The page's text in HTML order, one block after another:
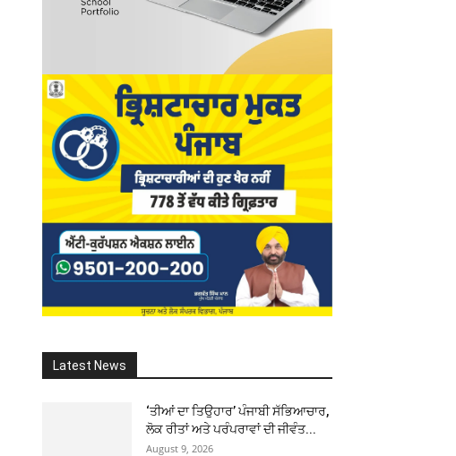
Latest News
‘ਤੀਆਂ ਦਾ ਤਿਉਹਾਰ’ ਪੰਜਾਬੀ ਸੱਭਿਆਚਾਰ,
ਲੋਕ ਰੀਤਾਂ ਅਤੇ ਪਰੰਪਰਾਵਾਂ ਦੀ ਜੀਵੰਤ...
August 9, 2026